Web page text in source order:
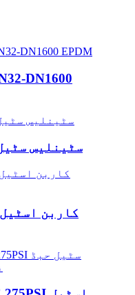
سٹینلیس
کاربن